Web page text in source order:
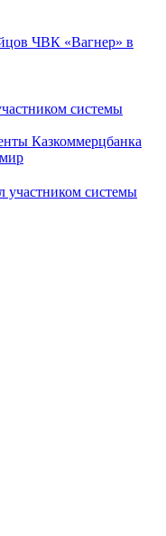
ЧВК «Вагнер» в
системы
Казкоммерцбанка